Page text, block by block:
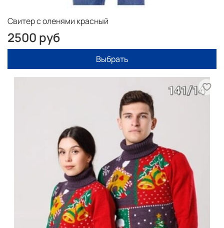
Свитер с оленями красный
2500 руб
Выбрать